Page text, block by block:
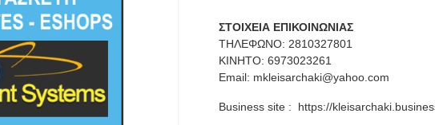
ΣΤΟΙΧΕΙΑ ΕΠΙΚΟΙΝΩΝΙΑΣ
ΤΗΛΕΦΩΝΟ: 2810327801
ΚΙΝΗΤΟ: 6973023261
Email: mkleisarchaki@yahoo.com
Business site : https://